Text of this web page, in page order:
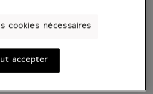
cookies nécessaires
accepter